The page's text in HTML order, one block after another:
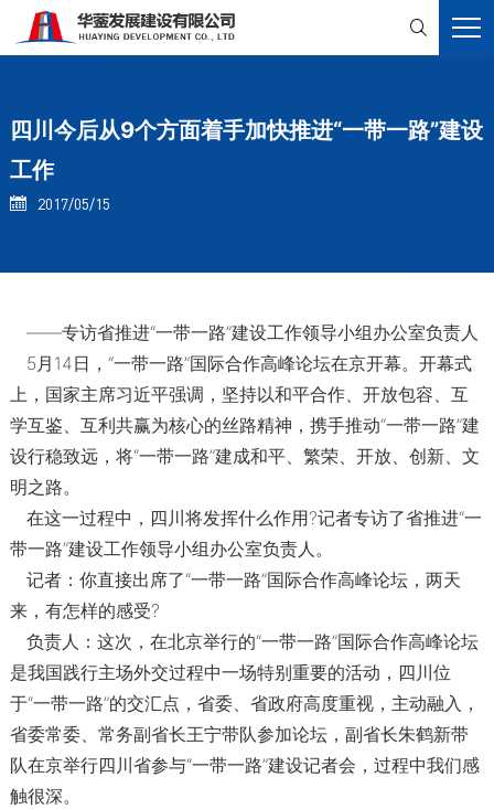

四川今后从9个方面着手加快推进“一带一路”建设
工作
 2017/05/15
——专访省推进“一带一路”建设工作领导小组办公室负责人
5月14日，“一带一路”国际合作高峰论坛在京开幕。开幕式
上，国家主席习近平强调，坚持以和平合作、开放包容、互
学互鉴、互利共赢为核心的丝路精神，携手推动“一带一路”建
设行稳致远，将“一带一路”建成和平、繁荣、开放、创新、文
明之路。
在这一过程中，四川将发挥什么作用?记者专访了省推进“一
带一路”建设工作领导小组办公室负责人。
记者：你直接出席了“一带一路”国际合作高峰论坛，两天
来，有怎样的感受?
负责人：这次，在北京举行的“一带一路”国际合作高峰论坛
是我国践行主场外交过程中一场特别重要的活动，四川位
于“一带一路”的交汇点，省委、省政府高度重视，主动融入，
省委常委、常务副省长王宁带队参加论坛，副省长朱鹤新带
队在京举行四川省参与“一带一路”建设记者会，过程中我们感
触很深。